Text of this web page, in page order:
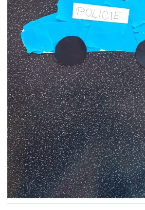
VZDĚLÁVACÍ BLOK LISTOPAD
VZDĚLÁVACÍ BLOK PROSINEC
VZDĚLÁVACÍ BLOK LEDEN
VZDĚLÁVACÍ BLOK ÚNOR
VZDĚLÁVACÍ BLOK BŘEZEN
VZDĚLÁVACÍ BLOK DUBEN
VÝTVARNÉ TECHNIKY